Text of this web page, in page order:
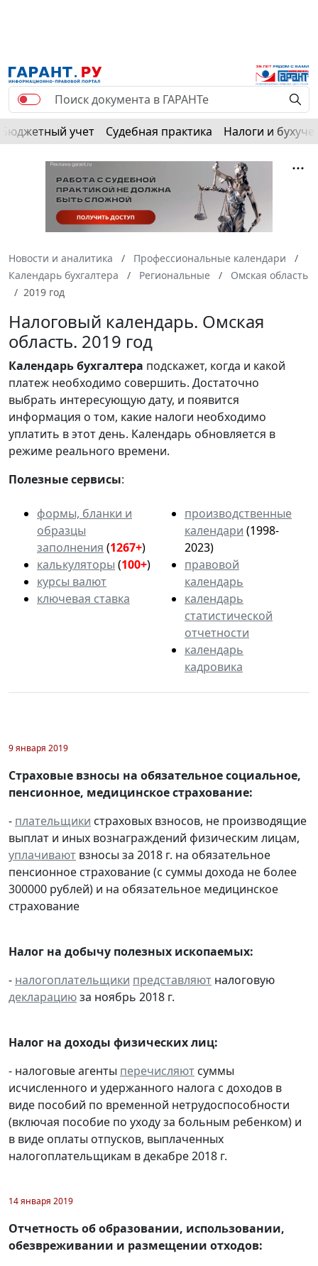
Бюджетный учет Судебная практика Налоги и
Новости и аналитика
Профессиональные календари
Календарь бухгалтера
Региональные
Омская область
2019 год
Налоговый календарь. Омская
область. 2019 год
Календарьбухгалтера подскажет, когда и какой
платеж необходимо совершить. Достаточно
выбрать интересующую дату, и появится
информация о том, какие налоги необходимо
уплатить в этот день. Календарь обновляется в
режиме реального времени.
Полезные сервисы:
формы, бланки и
образцы
заполнения (1267+)
калькуляторы (100+)
курсы валют
ключевая ставка
производственные
календари (1998-
2023)
правовой
календарь
календарь
статистической
отчетности
календарь
кадровика
9 января 2019
Страховые взносы на обязательное социальное,
пенсионное, медицинское страхование:
- плательщики страховых взносов, не производящие
выплат и иных вознаграждений физическим лицам,
уплачивают взносы за 2018 г. на обязательное
пенсионное страхование (с суммы дохода не более
300000 рублей) и на обязательное медицинское
страхование
Налог на добычу полезных ископаемых:
- налогоплательщики представляют налоговую
декларациюза ноябрь 2018 г.
Налог на доходы физических лиц:
- налоговые агенты перечисляют суммы
исчисленного и удержанного налога с доходов в
виде пособий по временной нетрудоспособности
(включая пособие по уходу за больным ребенком) и
в виде оплаты отпусков, выплаченных
налогоплательщикам в декабре 2018 г.
14 января 2019
Отчетность об образовании, использовании,
обезвреживании и размещении отходов: